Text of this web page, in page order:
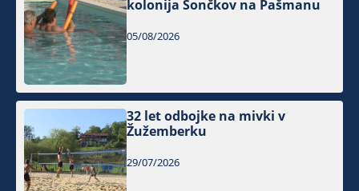
kolonija Sončkov na Pašmanu
05/08/2026
32 let odbojke na mivki v
Žužemberku
29/07/2026